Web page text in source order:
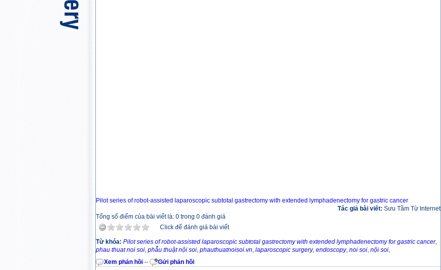
Pilot series of robot-assisted laparoscopic subtotal gastrectomy with extended lymphadenectomy for gastric cancer
Tác giả bài viết: Sưu Tầm Từ Internet
Tổng số điểm của bài viết là: 0 trong 0 đánh giá
Click để đánh giá bài viết
Từ khóa: Pilot series of robot-assisted laparoscopic subtotal gastrectomy with extended lymphadenectomy for gastric cancer,
phau thuat noi soi, phẫu thuật nội soi, phauthuatnoisoi.vn, laparoscopic surgery, endoscopy, noi soi, nội soi,
Xem phản hồi -- Gửi phản hồi